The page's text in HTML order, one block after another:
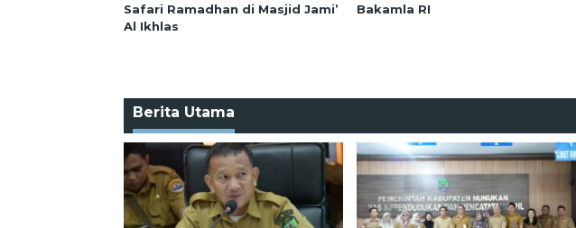
Safari Ramadhan di Masjid Jami’
Al Ikhlas
Bakamla RI
Berita Utama